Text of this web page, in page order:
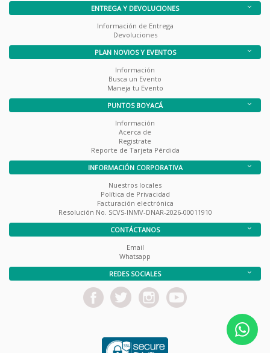
ENTREGA Y DEVOLUCIONES
Información de Entrega
Devoluciones
PLAN NOVIOS Y EVENTOS
Información
Busca un Evento
Maneja tu Evento
PUNTOS BOYACÁ
Información
Acerca de
Registrate
Reporte de Tarjeta Pérdida
INFORMACIÓN CORPORATIVA
Nuestros locales
Política de Privacidad
Facturación electrónica
Resolución No. SCVS-INMV-DNAR-2026-00011910
CONTÁCTANOS
Email
Whatsapp
REDES SOCIALES